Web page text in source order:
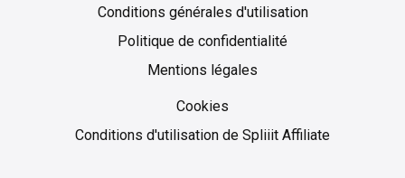
Conditions générales d'utilisation
Politique de confidentialité
Mentions légales
Cookies
Cookies
Conditions d'utilisation de Spliiit Affiliate